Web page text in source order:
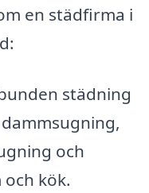
en städfirma i
städning
och
kök.